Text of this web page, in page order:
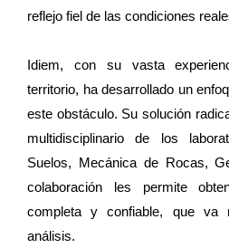
reflejo fiel de las condiciones
Idiem, con su vasta
territorio, ha desarrollado un
este obstáculo. Su solución
multidisciplinario de los
Suelos, Mecánica de Rocas,
colaboración les permite
completa y confiable, que
análisis.